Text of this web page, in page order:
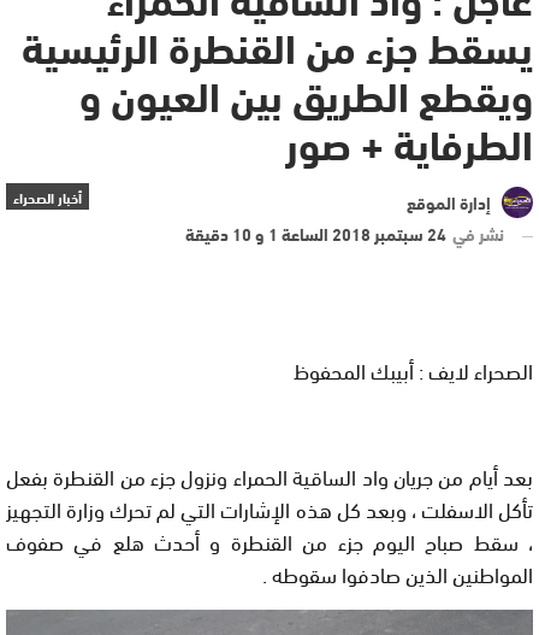
يسقط جزء من القنطرة الرئيسية
ويقطع الطريق بين العيون و
الطرفاية + صور
أخبار الصحراء
إدارة الموقع
نشر في24 سبتمبر 2018 الساعة 1 و 10 دقيقة
الصحراء لايف : أبيبك المحفوظ
بعد أيام من جريان واد الساقية الحمراء ونزول جزء من القنطرة بفعل
تأكل الاسفلت ، وبعد كل هذه الإشارات التي لم تحرك وزارة التجهيز
، سقط صباح اليوم جزء من القنطرة و أحدث هلع في صفوف
المواطنين الذين صادفوا سقوطه .